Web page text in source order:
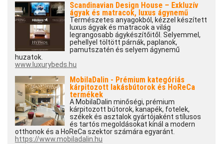
Scandinavian Design House – Exkluzív
ágyak és matracok, luxus ágynemű
Természetes anyagokból, kézzel készített
luxus ágyak és matracok a világ
legrangosabb ágykészítőitől. Selyemmel,
pehellyel töltött párnák, paplanok,
pamutszatén és selyem ágynemű
huzatok.
www.luxurybeds.hu
MobilaDalin - Prémium kategóriás
kárpitozott lakásbútorok és HoReCa
termékek
A MobilaDalin minőségi, prémium
kárpitozott bútorok, kanapék, fotelek,
székek és asztalok gyártójaként stílusos
és tartós megoldásokat kínál a modern
otthonok és a HoReCa szektor számára egyaránt.
https://www.mobiladalin.hu